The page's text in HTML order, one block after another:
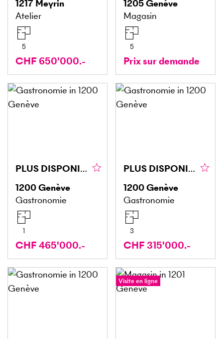
1217 Meyrin
Atelier
5
CHF 650'000.-
1205Genève
Magasin
5
Prix sur demande
PLUS DISPONIBLE PLUS DISPONIBLE
1200Genève
Gastronomie
1
CHF 465'000.-
PLUS DISPONIBLE PLUS DISPONIBLE
1200Genève
Gastronomie
3
CHF 315'000.-
Visite en ligne